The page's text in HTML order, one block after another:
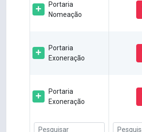
Portaria
Nomeação
Portaria
Exoneração
Portaria
Exoneração